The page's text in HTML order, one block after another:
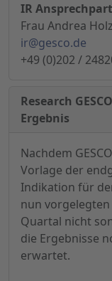
IR
Frau Andrea
ir@gesco.de
+49 (0)202 /
Research
Ergebnis
Nachdem
Vorlage der
Indikation für
nun
Quartal nicht
die Ergebnisse
erwartet.